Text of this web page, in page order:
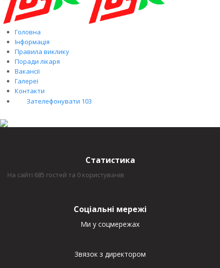
Головна
Інформація
Правила виклику
Поради лікаря
Вакансії
Галереї
Контакти
Зателефонувати 103
Статистика
На сайті 685 гостей та 0 користувачів
Соціальні мережі
Ми у соцмережах
Звязок з директором